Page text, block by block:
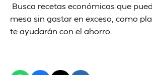
Busca recetas económicas que
mesa sin gastar en exceso, como
te ayudarán con el ahorro.